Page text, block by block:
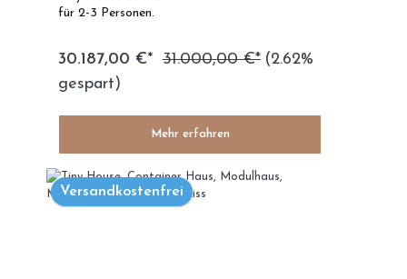
für 2-3 Personen.
30.187,00 €* 31.000,00 €* (2.62%
gespart)
Mehr erfahren
Versandkostenfrei